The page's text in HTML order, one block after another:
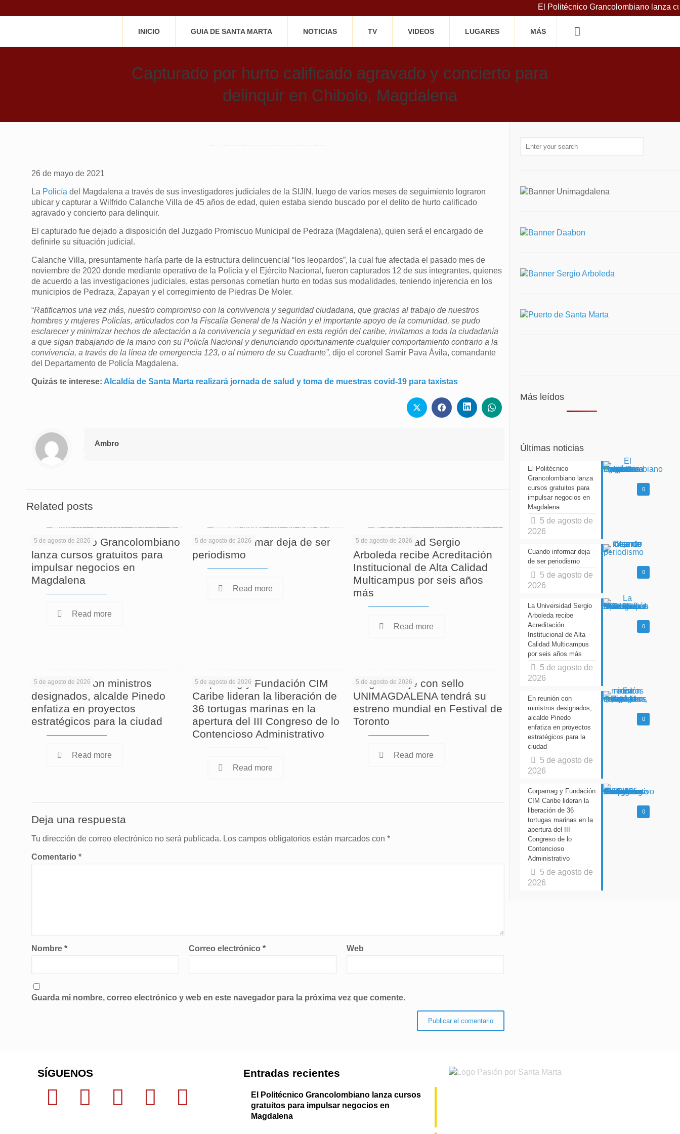
El Politécnico Grancolombiano lanza
INICIO GUIA DE SANTA MARTA NOTICIAS TV VIDEOS LUGARES MÁS
Capturado por hurto calificado agravado y concierto para
delinquir en Chibolo, Magdalena
26 de mayo de 2021
La Policía del Magdalena a través de sus investigadores judiciales de la SIJIN, luego de varios meses de seguimiento lograron
ubicar y capturar a Wilfrido Calanche Villa de 45 años de edad, quien estaba siendo buscado por el delito de hurto calificado
agravado y concierto para delinquir.
El capturado fue dejado a disposición del Juzgado Promiscuo Municipal de Pedraza (Magdalena), quien será el encargado de
definirle su situación judicial.
Calanche Villa, presuntamente haría parte de la estructura delincuencial “los leopardos”, la cual fue afectada el pasado mes de
noviembre de 2020 donde mediante operativo de la Policía y el Ejército Nacional, fueron capturados 12 de sus integrantes, quienes
de acuerdo a las investigaciones judiciales, estas personas cometían hurto en todas sus modalidades, teniendo injerencia en los
municipios de Pedraza, Zapayan y el corregimiento de Piedras De Moler.
“Ratificamos una vez más, nuestro compromiso con la convivencia y seguridad ciudadana, que gracias al trabajo de nuestros
hombres y mujeres Policías, articulados con la Fiscalía General de la Nación y el importante apoyo de la comunidad, se pudo
esclarecer y minimizar hechos de afectación a la convivencia y seguridad en esta región del caribe, invitamos a toda la ciudadanía
a que sigan trabajando de la mano con su Policía Nacional y denunciando oportunamente cualquier comportamiento contrario a la
convivencia, a través de la línea de emergencia 123, o al número de su Cuadrante”, dijo el coronel Samir Pava Ávila, comandante
del Departamento de Policía Magdalena.
Quizás te interese: Alcaldía de Santa Marta realizará jornada de salud y toma de muestras covid-19 para taxistas
Ambro
Related posts
5 de agosto de 2026
El Politécnico Grancolombiano
lanza cursos gratuitos para
impulsar negocios en
Magdalena
Read more
5 de agosto de 2026
Cuando informar deja de ser
periodismo
Read more
5 de agosto de 2026
La Universidad Sergio
Arboleda recibe Acreditación
Institucional de Alta Calidad
Multicampus por seis años
más
Read more
5 de agosto de 2026
En reunión con ministros
designados, alcalde Pinedo
enfatiza en proyectos
estratégicos para la ciudad
Read more
5 de agosto de 2026
Corpamag y Fundación CIM
Caribe lideran la liberación de
36 tortugas marinas en la
apertura del III Congreso de lo
Contencioso Administrativo
Read more
5 de agosto de 2026
Largometraje con sello
UNIMAGDALENA tendrá su
estreno mundial en Festival de
Toronto
Read more
Deja una respuesta
Tu dirección de correo electrónico no será publicada. Los campos obligatorios están marcados con *
Comentario *
Nombre * Correo electrónico* Web
Guarda mi nombre, correo electrónico y web en este navegador para la próxima vez que comente.
Más leídos
Últimas noticias
0
El Politécnico
Grancolombiano lanza
cursos gratuitos para
impulsar negocios en
Magdalena
5 de agosto de
2026
0
Cuando informar deja
de ser periodismo
5 de agosto de
2026
0
La Universidad Sergio
Arboleda recibe
Acreditación
Institucional de Alta
Calidad Multicampus
por seis años más
5 de agosto de
2026
0
En reunión con
ministros designados,
alcalde Pinedo
enfatiza en proyectos
estratégicos para la
ciudad
5 de agosto de
2026
0
Corpamag y Fundación
CIM Caribe lideran la
liberación de 36
tortugas marinas en la
apertura del III
Congreso de lo
Contencioso
Administrativo
5 de agosto de
2026
SÍGUENOS Entradas recientes
El Politécnico Grancolombiano lanza cursos
gratuitos para impulsar negocios en
Magdalena